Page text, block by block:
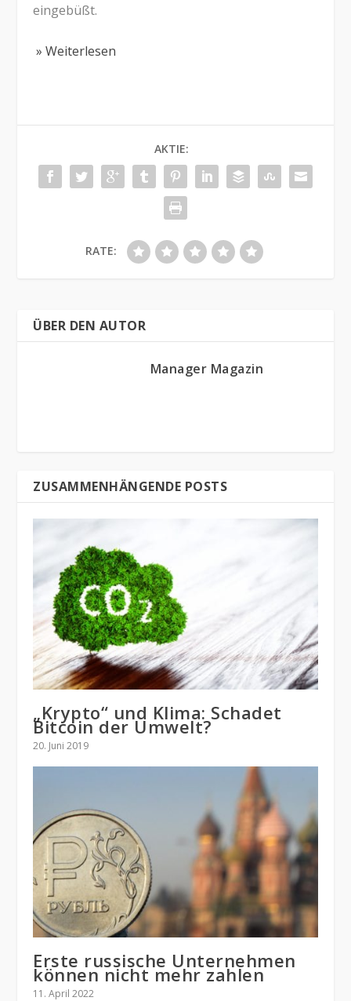
eingebüßt.
» Weiterlesen
AKTIE:
RATE:
ÜBER DEN AUTOR
Manager Magazin
ZUSAMMENHÄNGENDE POSTS
„Krypto“ und Klima: Schadet
Bitcoin der Umwelt?
20. Juni 2019
Erste russische Unternehmen
können nicht mehr zahlen
11. April 2022